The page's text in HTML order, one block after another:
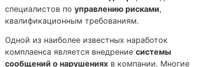
специалистов по управлению рисками,
квалификационным требованиям.
Одной из наиболее известных наработок
комплаенса является внедрение системы
сообщений о нарушениях в компании. Многие